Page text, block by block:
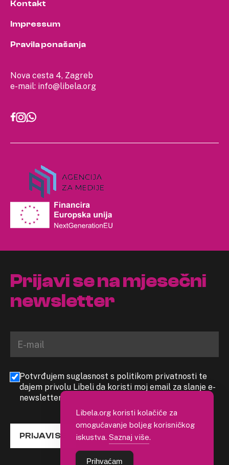
Nova cesta 4, Zagreb
e-mail: info@libela.org
Kontakt
Impressum
Pravila ponašanja
Prijavi se na mjesečni
newsletter
Potvrđujem suglasnost s politikom privatnosti te
dajem privolu Libeli da koristi moj email za slanje e-
newslettera
PRIJAVI SE
Libela.org koristi kolačiće za
omogućavanje boljeg korisničkog
iskustva. Saznaj više.
Prihvaćam